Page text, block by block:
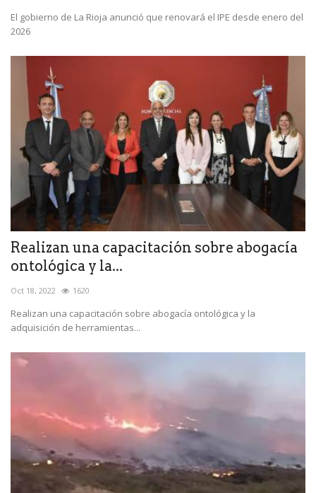
El gobierno de La Rioja anunció que renovará el IPE desde enero del
2026
Realizan una capacitación sobre abogacía
ontológica y la...
Oct 18, 2022 1620
Realizan una capacitación sobre abogacía ontológica y la
adquisición de herramientas...